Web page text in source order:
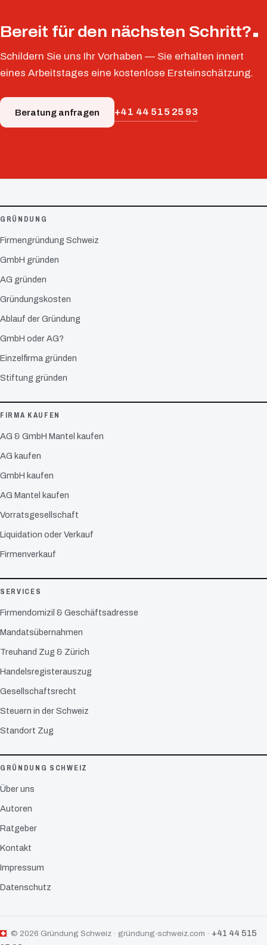
Bereit für den nächsten Schritt?
Schildern Sie uns Ihr Vorhaben — Sie erhalten innert
eines Arbeitstages eine kostenlose Ersteinschätzung.
Beratung anfragen +41 44 515 25 93
GRÜNDUNG
Firmengründung Schweiz
GmbH gründen
AG gründen
Gründungskosten
Ablauf der Gründung
GmbH oder AG?
Einzelfirma gründen
Stiftung gründen
FIRMA KAUFEN
AG & GmbH Mantel kaufen
AG kaufen
GmbH kaufen
AG Mantel kaufen
Vorratsgesellschaft
Liquidation oder Verkauf
Firmenverkauf
SERVICES
Firmendomizil & Geschäftsadresse
Mandatsübernahmen
Treuhand Zug & Zürich
Handelsregisterauszug
Gesellschaftsrecht
Steuern in der Schweiz
Standort Zug
GRÜNDUNG SCHWEIZ
Über uns
Autoren
Ratgeber
Kontakt
Impressum
Datenschutz
© 2026 Gründung Schweiz · gründung-schweiz.com · +41 44 515